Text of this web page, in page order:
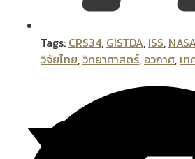
Tags: CRS34, GISTDA, ISS,
วิจัยไทย,วิทยาศาสตร์, อวกาศ, เ